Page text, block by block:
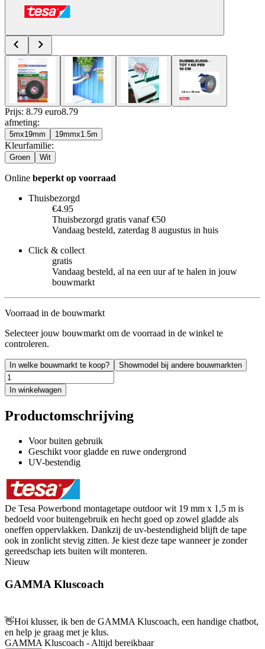
Prijs: 8.79 euro8.79
afmeting:
5mx19mm 19mmx1.5m
Kleurfamilie:
Groen Wit
Online beperkt op voorraad
Thuisbezorgd
€4.95
Thuisbezorgd gratis vanaf €50
Vandaag besteld, zaterdag 8 augustus in huis
Click & collect
gratis
Vandaag besteld, al na een uur af te halen in jouw
bouwmarkt
Voorraad in de bouwmarkt
Selecteer jouw bouwmarkt om de voorraad in de winkel te
controleren.
In welke bouwmarkt te koop? Showmodel bij andere bouwmarkten
In winkelwagen
Productomschrijving
Voor buiten gebruik
Geschikt voor gladde en ruwe ondergrond
UV-bestendig
De Tesa Powerbond montagetape outdoor wit 19 mm x 1,5 m is
bedoeld voor buitengebruik en hecht goed op zowel gladde als
oneffen oppervlakken. Dankzij de uv-bestendigheid blijft de tape
ook in zonlicht stevig zitten. Je kiest deze tape wanneer je zonder
gereedschap iets buiten wilt monteren.
Nieuw
GAMMA Kluscoach
👋Hoi klusser, ik ben de GAMMA Kluscoach, een handige chatbot,
en help je graag met je klus.
GAMMA Kluscoach - Altijd bereikbaar